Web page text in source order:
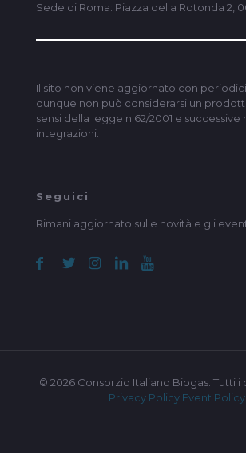
Sede di Roma: Piazza della Rotonda 2,
Il sito non viene aggiornato con
dunque non può considerarsi un
sensi della legge n.62/2001 e
integrazioni.
Seguici
Rimani aggiornato sulle novità e gli
© 2026 Consorzio Italiano Biogas. Tutti i
Privacy Policy Event Policy